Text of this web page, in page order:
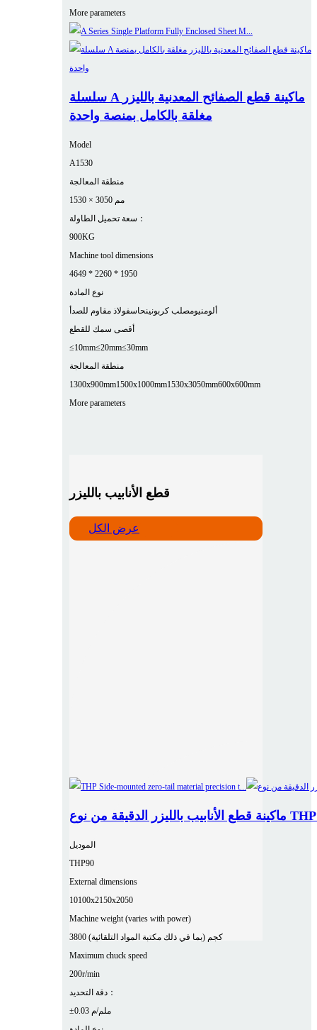
More parameters
سلسلة A ماكينة قطع الصفائح المعدنية بالليزر
مغلقة بالكامل بمنصة واحدة
Model
A1530
منطقة المعالجة
1530 × 3050 مم
سعة تحميل الطاولة：
900KG
Machine tool dimensions
4649 * 2260 * 1950
نوع المادة
ألومنيومصلب كربونينحاسفولاذ مقاوم للصدأ
أقصى سمك للقطع
≤10mm≤20mm≤30mm
منطقة المعالجة
1300x900mm1500x1000mm1530x3050mm600x600mm
More parameters
قطع الأنابيب بالليزر
عرض الكل
الموديل
THP90
External dimensions
10100x2150x2050
Machine weight (varies with power)
3800 كجم (بما في ذلك مكتبة المواد التلقائية)
Maximum chuck speed
200r/min
دقة التحديد：
±0.03 ملم/م